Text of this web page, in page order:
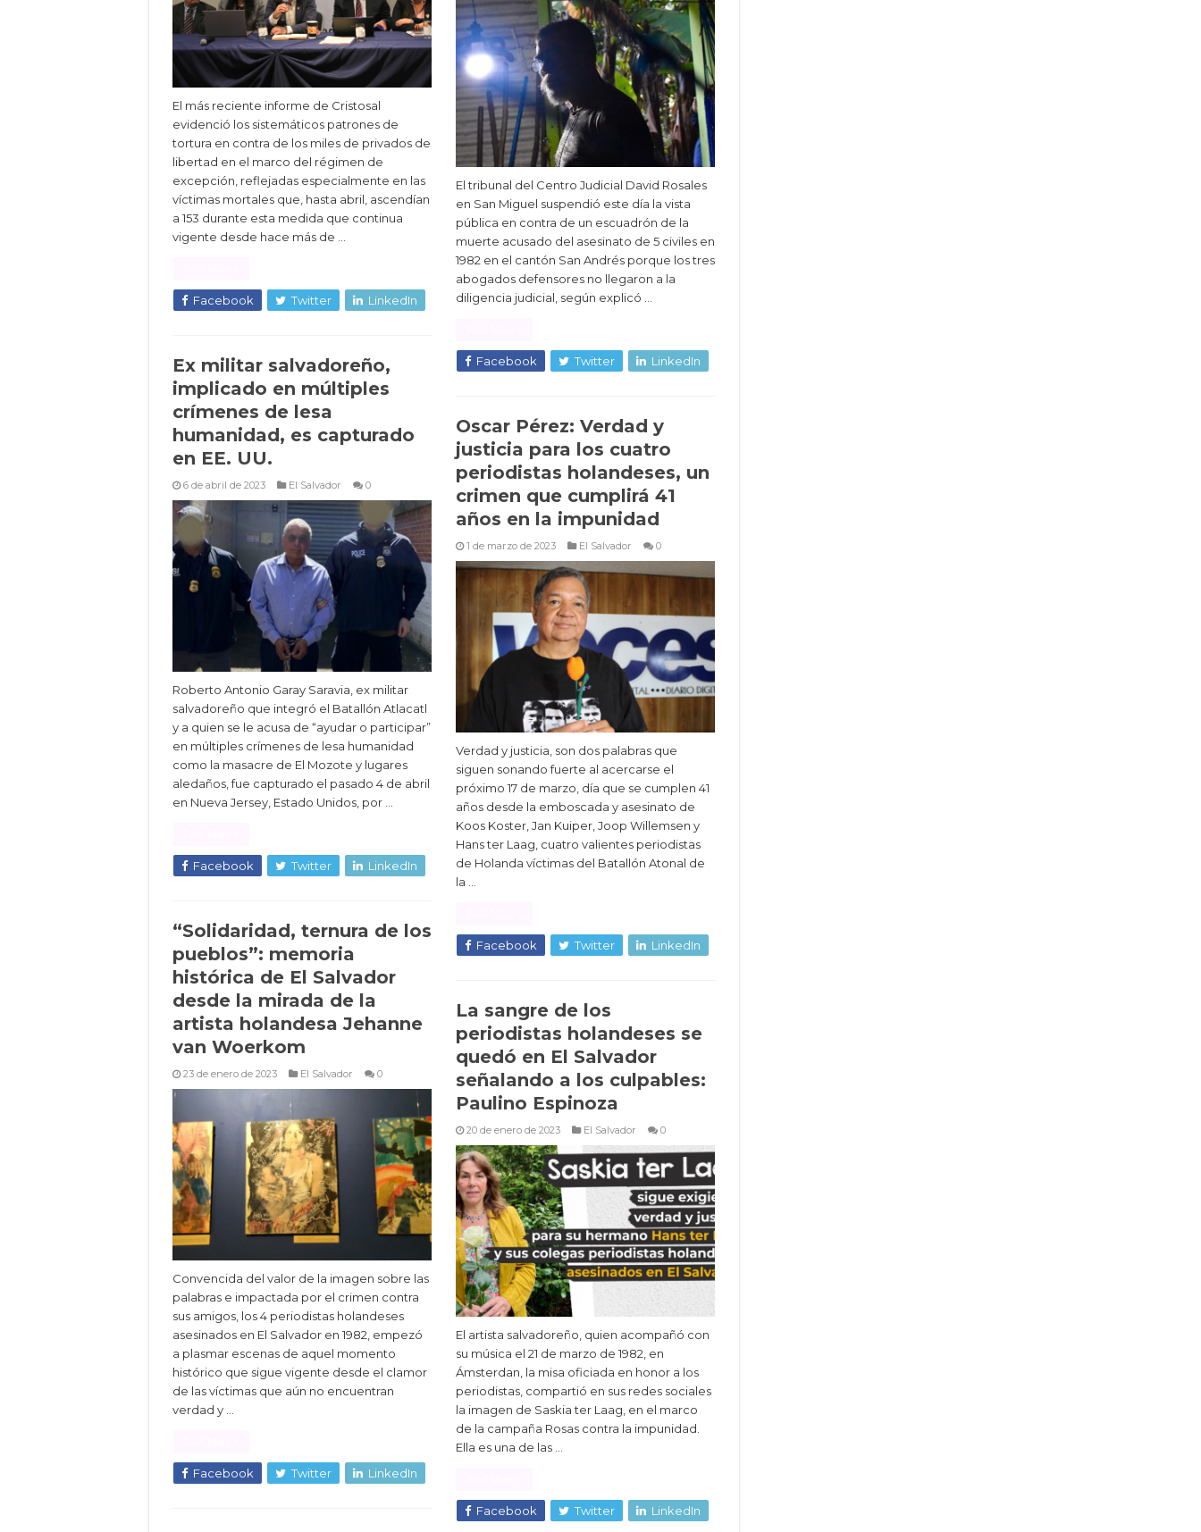
El más reciente informe de Cristosal
evidenció los sistemáticos patrones de
tortura en contra de los miles de privados de
libertad en el marco del régimen de
excepción, reflejadas especialmente en las
víctimas mortales que, hasta abril, ascendían
a 153 durante esta medida que continua
vigente desde hace más de …
Facebook Twitter LinkedIn
El tribunal del Centro Judicial David Rosales
en San Miguel suspendió este día la vista
pública en contra de un escuadrón de la
muerte acusado del asesinato de 5 civiles en
1982 en el cantón San Andrés porque los tres
abogados defensores no llegaron a la
diligencia judicial, según explicó …
Facebook Twitter LinkedIn
Ex militar salvadoreño,
implicado en múltiples
crímenes de lesa
humanidad, es capturado
en EE. UU.
6 de abril de 2023 El Salvador 0
Roberto Antonio Garay Saravia, ex militar
salvadoreño que integró el Batallón Atlacatl
y a quien se le acusa de “ayudar o participar”
en múltiples crímenes de lesa humanidad
como la masacre de El Mozote y lugares
aledaños, fue capturado el pasado 4 de abril
en Nueva Jersey, Estado Unidos, por …
Facebook Twitter LinkedIn
Oscar Pérez: Verdad y
justicia para los cuatro
periodistas holandeses, un
crimen que cumplirá 41
años en la impunidad
1 de marzo de 2023 El Salvador 0
Verdad y justicia, son dos palabras que
siguen sonando fuerte al acercarse el
próximo 17 de marzo, día que se cumplen 41
años desde la emboscada y asesinato de
Koos Koster, Jan Kuiper, Joop Willemsen y
Hans ter Laag, cuatro valientes periodistas
de Holanda víctimas del Batallón Atonal de
la …
Facebook Twitter LinkedIn
“Solidaridad, ternura de los
pueblos”: memoria
histórica de El Salvador
desde la mirada de la
artista holandesa Jehanne
van Woerkom
23 de enero de 2023 El Salvador 0
Convencida del valor de la imagen sobre las
palabras e impactada por el crimen contra
sus amigos, los 4 periodistas holandeses
asesinados en El Salvador en 1982, empezó
a plasmar escenas de aquel momento
histórico que sigue vigente desde el clamor
de las víctimas que aún no encuentran
verdad y …
Facebook Twitter LinkedIn
La sangre de los
periodistas holandeses se
quedó en El Salvador
señalando a los culpables:
Paulino Espinoza
20 de enero de 2023 El Salvador 0
El artista salvadoreño, quien acompañó con
su música el 21 de marzo de 1982, en
Ámsterdan, la misa oficiada en honor a los
periodistas, compartió en sus redes sociales
la imagen de Saskia ter Laag, en el marco
de la campaña Rosas contra la impunidad.
Ella es una de las …
Facebook Twitter LinkedIn